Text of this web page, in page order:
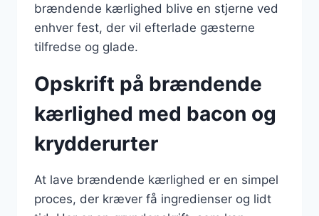
brændende kærlighed blive en stjerne ved
enhver fest, der vil efterlade gæsterne
tilfredse og glade.
Opskrift på brændende
kærlighed med bacon og
krydderurter
At lave brændende kærlighed er en simpel
proces, der kræver få ingredienser og lidt